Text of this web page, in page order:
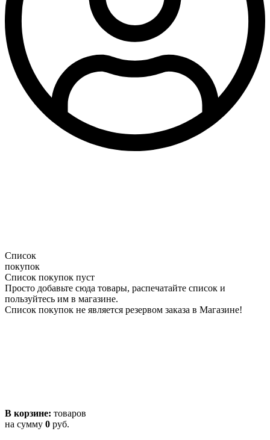
Список
покупок
Список покупок пуст
Просто добавьте сюда товары, распечатайте список и
пользуйтесь им в магазине.
Список покупок не является резервом заказа в Магазине!
В корзине: товаров
на сумму 0 руб.